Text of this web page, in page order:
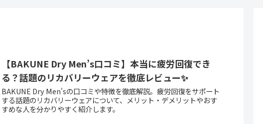
【BAKUNE Dry Men’s口コミ】本当に疲労回復でき
る？話題のリカバリーウェアを徹底レビュー✨
BAKUNE Dry Men'sの口コミや特徴を徹底解説。疲労回復をサポート
する話題のリカバリーウェアについて、メリット・デメリットやおす
すめな人を分かりやすく紹介します。